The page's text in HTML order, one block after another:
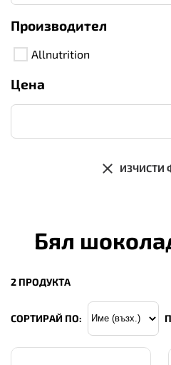
Производител
Allnutrition
Цена
ИЗЧИСТИ
Бял
2 ПРОДУКТА
СОРТИРАЙ ПО: